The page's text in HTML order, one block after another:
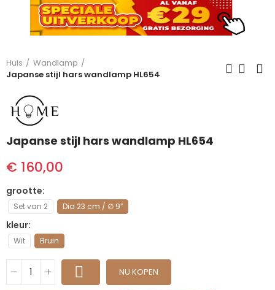
Huis
Wandlamp
Japanse stijl hars wandlamp HL654
Japanse stijl hars wandlamp HL654
€ 160,00
grootte
Set van 2 Dia 23 cm / ∅ 9″
kleur
Wit Bruin
NU KOPEN